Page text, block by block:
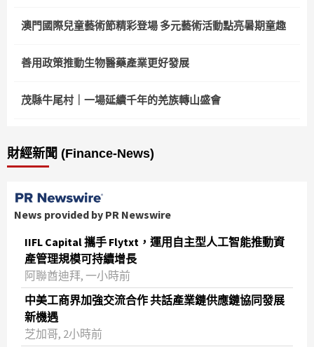
澳門國際兒童藝術節精彩登場 多元藝術活動點亮暑期童趣
善用政策推動生物醫藥產業更好發展
茂縣牛尾村｜一場延續千年的羌族轉山盛會
財經新聞 (Finance-News)
News provided by PR Newswire
IIFL Capital 攜手 Flytxt，運用自主型人工智能推動資
產管理規模可持續增長
阿聯酋迪拜, 一小時前
中美工商界加強交流合作 共話產業鏈供應鏈協同發展
新機遇
芝加哥, 2小時前